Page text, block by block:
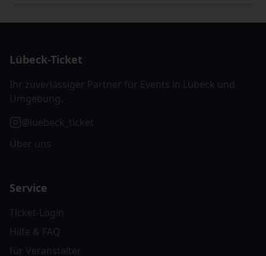
Lübeck-Ticket
Ihr zuverlässiger Partner für Events in Lübeck und
Umgebung.
@luebeck_ticket
Über uns
Service
Ticket-Login
Hilfe & FAQ
für Veranstalter